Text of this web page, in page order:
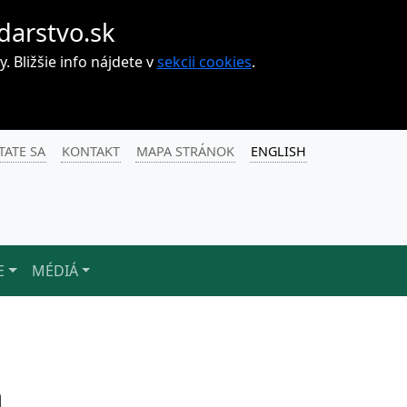
Bližšie info nájdete vsekcii cookies.
SA KONTAKT MAPA STRÁNOK ENGLISH
MÉDIÁ